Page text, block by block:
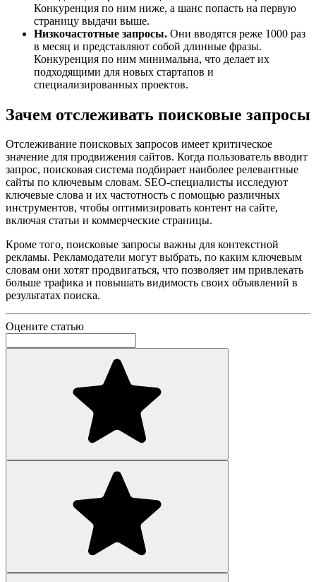
Конкуренция по ним ниже, а шанс попасть на первую
страницу выдачи выше.
Низкочастотные запросы. Они вводятся реже 1000 раз
в месяц и представляют собой длинные фразы.
Конкуренция по ним минимальна, что делает их
подходящими для новых стартапов и
специализированных проектов.
Зачем отслеживать поисковые запросы
Отслеживание поисковых запросов имеет критическое
значение для продвижения сайтов. Когда пользователь вводит
запрос, поисковая система подбирает наиболее релевантные
сайты по ключевым словам. SEO-специалисты исследуют
ключевые слова и их частотность с помощью различных
инструментов, чтобы оптимизировать контент на сайте,
включая статьи и коммерческие страницы.
Кроме того, поисковые запросы важны для контекстной
рекламы. Рекламодатели могут выбрать, по каким ключевым
словам они хотят продвигаться, что позволяет им привлекать
больше трафика и повышать видимость своих объявлений в
результатах поиска.
Оцените статью